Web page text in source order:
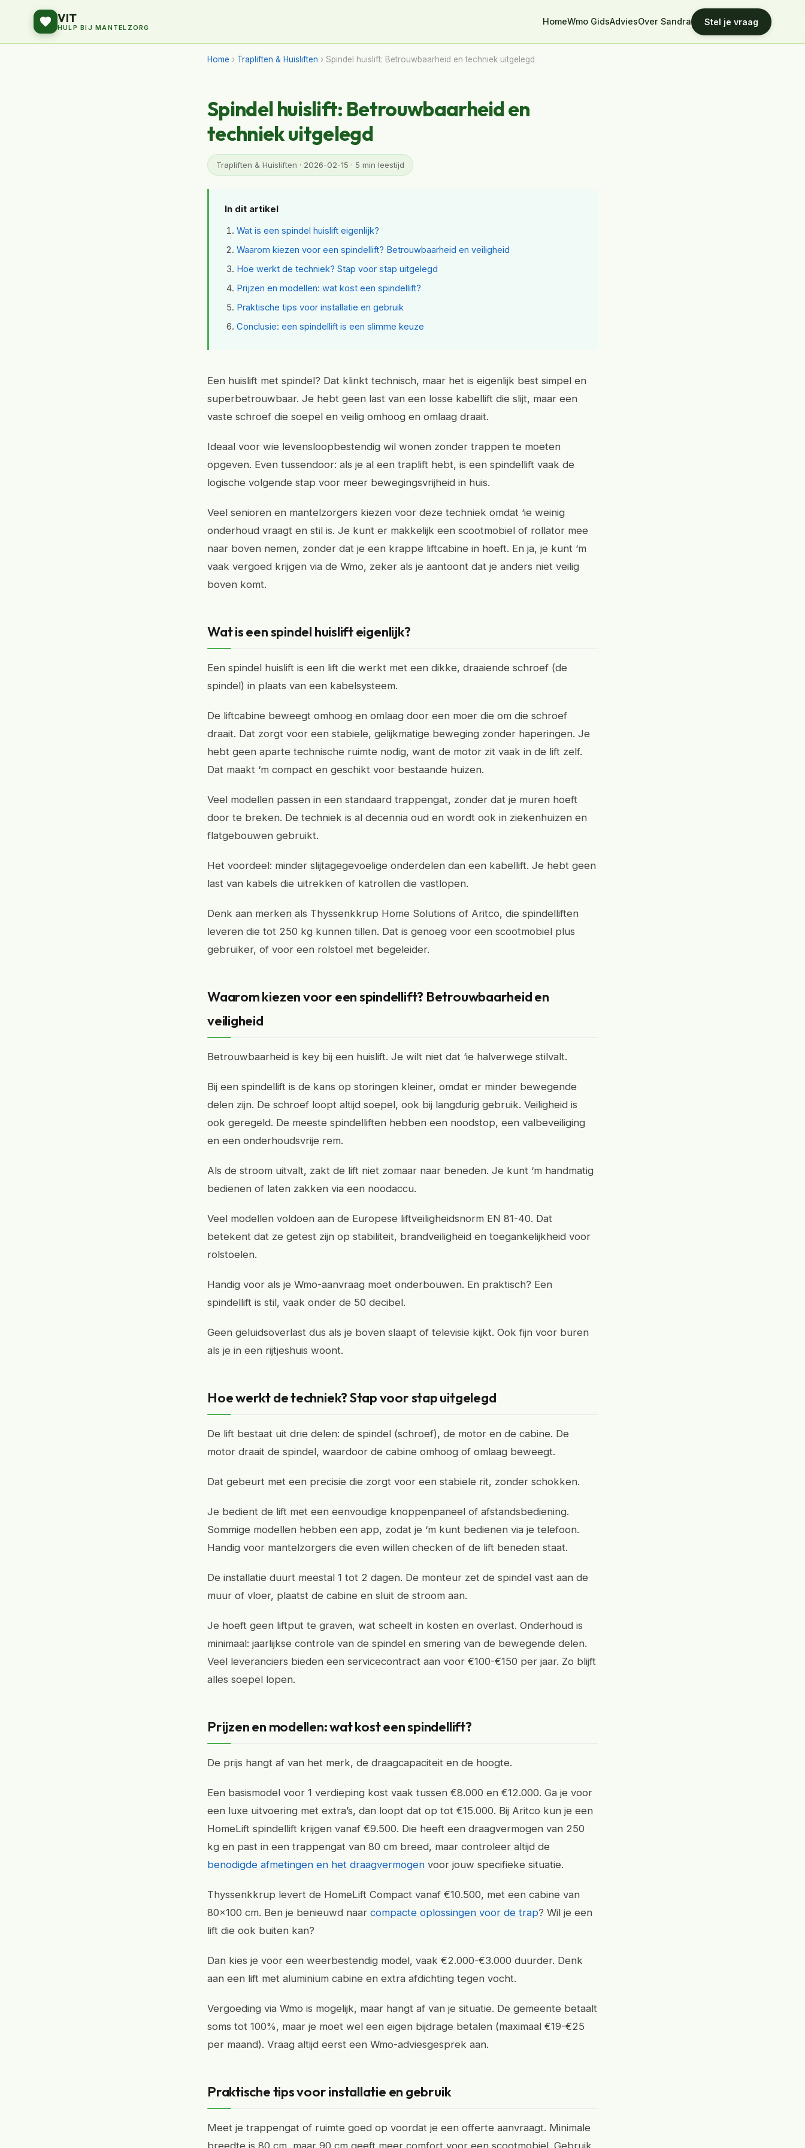
VIT
HULP BIJ MANTELZORG
HomeWmo GidsAdviesOver Sandra Stel je vraag
Home › Trapliften & Huisliften › Spindel huislift: Betrouwbaarheid en techniek uitgelegd
Spindel huislift: Betrouwbaarheid en
techniek uitgelegd
Trapliften & Huisliften · 2026-02-15 · 5 min leestijd
In dit artikel
Wat is een spindel huislift eigenlijk?
Waarom kiezen voor een spindellift? Betrouwbaarheid en veiligheid
Hoe werkt de techniek? Stap voor stap uitgelegd
Prijzen en modellen: wat kost een spindellift?
Praktische tips voor installatie en gebruik
Conclusie: een spindellift is een slimme keuze
Een huislift met spindel? Dat klinkt technisch, maar het is eigenlijk best simpel en
superbetrouwbaar. Je hebt geen last van een losse kabellift die slijt, maar een
vaste schroef die soepel en veilig omhoog en omlaag draait.
Ideaal voor wie levensloopbestendig wil wonen zonder trappen te moeten
opgeven. Even tussendoor: als je al een traplift hebt, is een spindellift vaak de
logische volgende stap voor meer bewegingsvrijheid in huis.
Veel senioren en mantelzorgers kiezen voor deze techniek omdat ‘ie weinig
onderhoud vraagt en stil is. Je kunt er makkelijk een scootmobiel of rollator mee
naar boven nemen, zonder dat je een krappe liftcabine in hoeft. En ja, je kunt ‘m
vaak vergoed krijgen via de Wmo, zeker als je aantoont dat je anders niet veilig
boven komt.
Wat is een spindel huislift eigenlijk?
Een spindel huislift is een lift die werkt met een dikke, draaiende schroef (de
spindel) in plaats van een kabelsysteem.
De liftcabine beweegt omhoog en omlaag door een moer die om die schroef
draait. Dat zorgt voor een stabiele, gelijkmatige beweging zonder haperingen. Je
hebt geen aparte technische ruimte nodig, want de motor zit vaak in de lift zelf.
Dat maakt ‘m compact en geschikt voor bestaande huizen.
Veel modellen passen in een standaard trappengat, zonder dat je muren hoeft
door te breken. De techniek is al decennia oud en wordt ook in ziekenhuizen en
flatgebouwen gebruikt.
Het voordeel: minder slijtagegevoelige onderdelen dan een kabellift. Je hebt geen
last van kabels die uitrekken of katrollen die vastlopen.
Denk aan merken als Thyssenkkrup Home Solutions of Aritco, die spindelliften
leveren die tot 250 kg kunnen tillen. Dat is genoeg voor een scootmobiel plus
gebruiker, of voor een rolstoel met begeleider.
Waarom kiezen voor een spindellift? Betrouwbaarheid en
veiligheid
Betrouwbaarheid is key bij een huislift. Je wilt niet dat ‘ie halverwege stilvalt.
Bij een spindellift is de kans op storingen kleiner, omdat er minder bewegende
delen zijn. De schroef loopt altijd soepel, ook bij langdurig gebruik. Veiligheid is
ook geregeld. De meeste spindelliften hebben een noodstop, een valbeveiliging
en een onderhoudsvrije rem.
Als de stroom uitvalt, zakt de lift niet zomaar naar beneden. Je kunt ‘m handmatig
bedienen of laten zakken via een noodaccu.
Veel modellen voldoen aan de Europese liftveiligheidsnorm EN 81-40. Dat
betekent dat ze getest zijn op stabiliteit, brandveiligheid en toegankelijkheid voor
rolstoelen.
Handig voor als je Wmo-aanvraag moet onderbouwen. En praktisch? Een
spindellift is stil, vaak onder de 50 decibel.
Geen geluidsoverlast dus als je boven slaapt of televisie kijkt. Ook fijn voor buren
als je in een rijtjeshuis woont.
Hoe werkt de techniek? Stap voor stap uitgelegd
De lift bestaat uit drie delen: de spindel (schroef), de motor en de cabine. De
motor draait de spindel, waardoor de cabine omhoog of omlaag beweegt.
Dat gebeurt met een precisie die zorgt voor een stabiele rit, zonder schokken.
Je bedient de lift met een eenvoudige knoppenpaneel of afstandsbediening.
Sommige modellen hebben een app, zodat je ‘m kunt bedienen via je telefoon.
Handig voor mantelzorgers die even willen checken of de lift beneden staat.
De installatie duurt meestal 1 tot 2 dagen. De monteur zet de spindel vast aan de
muur of vloer, plaatst de cabine en sluit de stroom aan.
Je hoeft geen liftput te graven, wat scheelt in kosten en overlast. Onderhoud is
minimaal: jaarlijkse controle van de spindel en smering van de bewegende delen.
Veel leveranciers bieden een servicecontract aan voor €100-€150 per jaar. Zo blijft
alles soepel lopen.
Prijzen en modellen: wat kost een spindellift?
De prijs hangt af van het merk, de draagcapaciteit en de hoogte.
Een basismodel voor 1 verdieping kost vaak tussen €8.000 en €12.000. Ga je voor
een luxe uitvoering met extra’s, dan loopt dat op tot €15.000. Bij Aritco kun je een
HomeLift spindellift krijgen vanaf €9.500. Die heeft een draagvermogen van 250
kg en past in een trappengat van 80 cm breed, maar controleer altijd de
benodigde afmetingen en het draagvermogen voor jouw specifieke situatie.
Thyssenkkrup levert de HomeLift Compact vanaf €10.500, met een cabine van
80x100 cm. Ben je benieuwd naar compacte oplossingen voor de trap? Wil je een
lift die ook buiten kan?
Dan kies je voor een weerbestendig model, vaak €2.000-€3.000 duurder. Denk
aan een lift met aluminium cabine en extra afdichting tegen vocht.
Vergoeding via Wmo is mogelijk, maar hangt af van je situatie. De gemeente betaalt
soms tot 100%, maar je moet wel een eigen bijdrage betalen (maximaal €19-€25
per maand). Vraag altijd eerst een Wmo-adviesgesprek aan.
Praktische tips voor installatie en gebruik
Meet je trappengat of ruimte goed op voordat je een offerte aanvraagt. Minimale
breedte is 80 cm, maar 90 cm geeft meer comfort voor een scootmobiel. Gebruik